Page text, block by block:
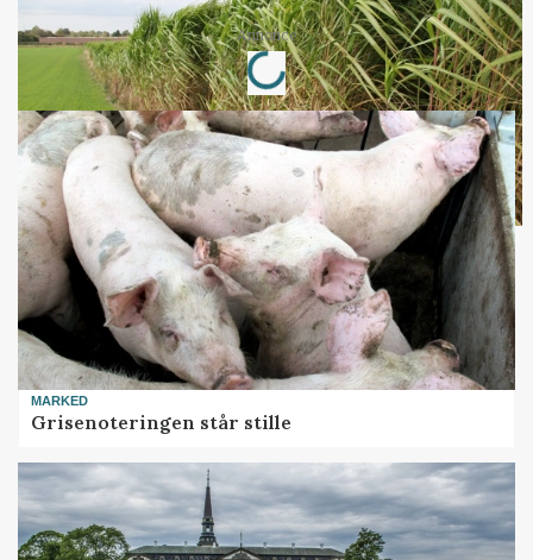
Annonce
Loading...
MARKED
Grisenoteringen står stille